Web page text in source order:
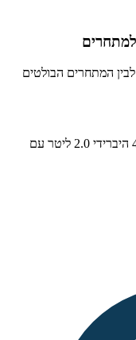
השוואת רמות הגימור של הונדה CR-V 2026 לבין המתחרים הבולטים
להונדה CR-V יש רמת גימור אחת טורינג 4X4 היברידי 2.0 ליטר עם